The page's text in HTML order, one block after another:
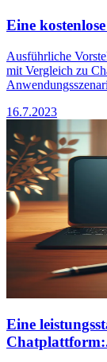
Eine
Ausführliche
mit Vergleich zu
16.7.2023
Eine